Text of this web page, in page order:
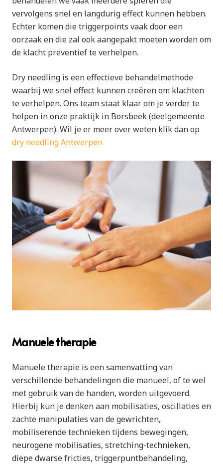
vervolgens snel en langdurig effect kunnen hebben.
Echter komen die triggerpoints vaak door een
oorzaak en die zal ook aangepakt moeten worden om
de klacht preventief te verhelpen.
Dry needling is een effectieve behandelmethode
waarbij we snel effect kunnen creëren om klachten
te verhelpen. Ons team staat klaar om je verder te
helpen in onze praktijk in Borsbeek (deelgemeente
Antwerpen). Wil je er meer over weten klik dan op
dry needling Antwerpen
Manuele therapie
Manuele therapie is een samenvatting van
verschillende behandelingen die manueel, of te wel
metgebruik van de handen, worden uitgevoerd.
Hierbij kun je denken aan mobilisaties, oscillaties en
zachte manipulaties van de gewrichten,
mobiliserende technieken tijdens bewegingen,
neurogene mobilisaties, stretching-technieken,
diepe dwarse fricties, triggerpuntbehandeling,